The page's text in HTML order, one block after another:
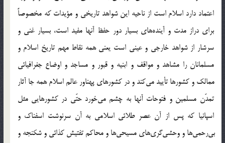
اعتماد دارد اسلام است از ناحیه این شواهد تاریخی و مؤیدات که مخصوصاً
برای دراز مدت و آینده‎های بسیار دور حفظ آنها مفید است، بسیار غنی و
سرشار از شواهد خارجی و عینی است یعنی همه نقاط مهم تاریخ اسلام و
مسلمانان را مشاهد و مواقف و ابنیه و قبور و مساجد و اوضاع جغرافیائی
ممالک و کشورها تأیید می‎کند و در کشورهای پهناور عالم اسلام همه جا آثار
تمدّن مسلمین و فتوحات آنها به چشم می‎خورد حتّی در کشورهایی مثل
اسپانیا که پس از آن عصر طلائی اسلامی به آن سرنوشت اسفناک و
بی‎رحمی‌ها و وحشی‎گری‌های مسیحی‎ها و محاکم تفتیش کذائی و شکنجه و